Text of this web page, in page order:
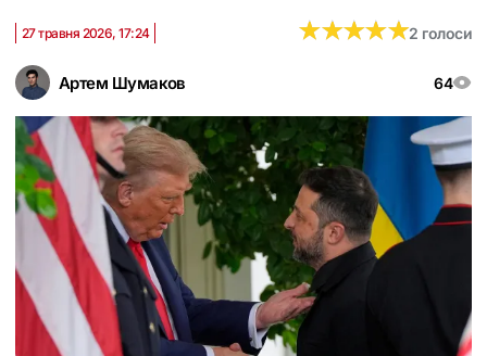
Артем Шумаков 64
27 травня 2026, 17:24 ★★★★★
★★★★★2 голоси